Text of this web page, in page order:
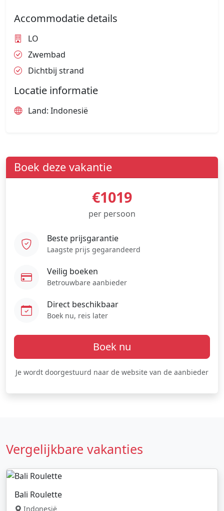
Accommodatie details
LO
Zwembad
Dichtbij strand
Locatie informatie
Land: Indonesië
Boek deze vakantie
€1019
per persoon
Beste prijsgarantie
Laagste prijs gegarandeerd
Veilig boeken
Betrouwbare aanbieder
Direct beschikbaar
Boek nu, reis later
Boek nu
Je wordt doorgestuurd naar de website van de aanbieder
Vergelijkbare vakanties
Bali Roulette
Indonesië